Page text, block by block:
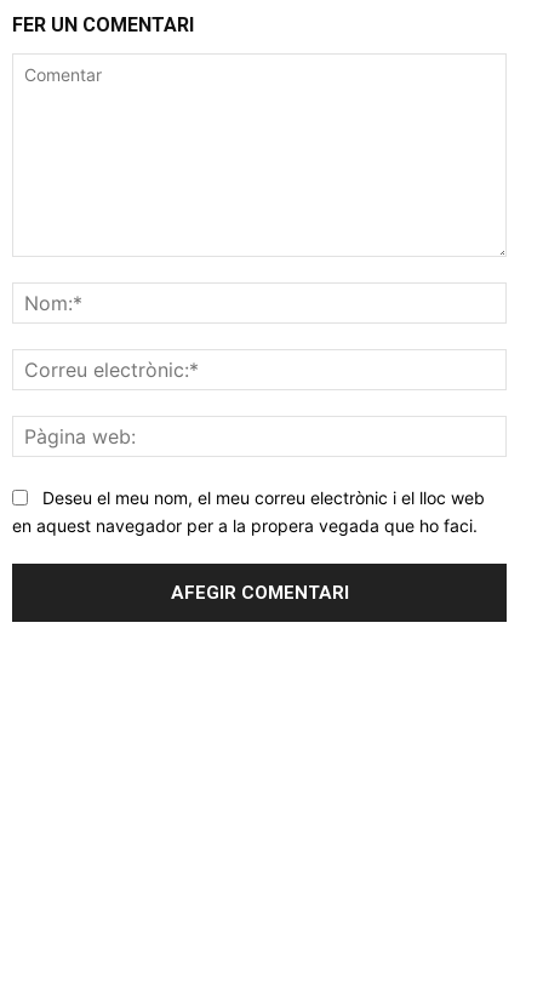
FER UN COMENTARI
web:
Deseu el meu nom, el meu correu electrònic i el lloc web
en aquest navegador per a la propera vegada que ho faci.